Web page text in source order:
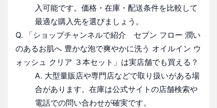
入可能です。価格・在庫・配送条件を比較して
最適な購入先を選びましょう。
Q. 「ショップチャンネルで紹介 セブン フロー 潤い
のあるお肌へ 豊かな泡で爽やかに洗う オイルイン ウ
ォッシュ クリア ３本セット」は実店舗でも買える？
A. 大型量販店や専門店などで取り扱いがある場
合があります。在庫は公式サイトの店舗検索や
電話での問い合わせが確実です。